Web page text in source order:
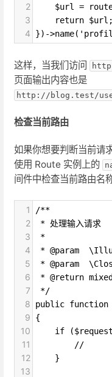
2
$url =
3
    return $url;
4 })-
这样，当我们访问
页面输出内容也是
http://blog.test/
检查当前路由
如果你想要判断当前请
使用 Route 实例上的
间件中检查当前路由名称
1 /**
2 * 处理输入请求
3 *
4 * @param
5 * @param
6 * @return mixed
7 */
8 public function
9 {
10
if
11
        //
12
    }
13